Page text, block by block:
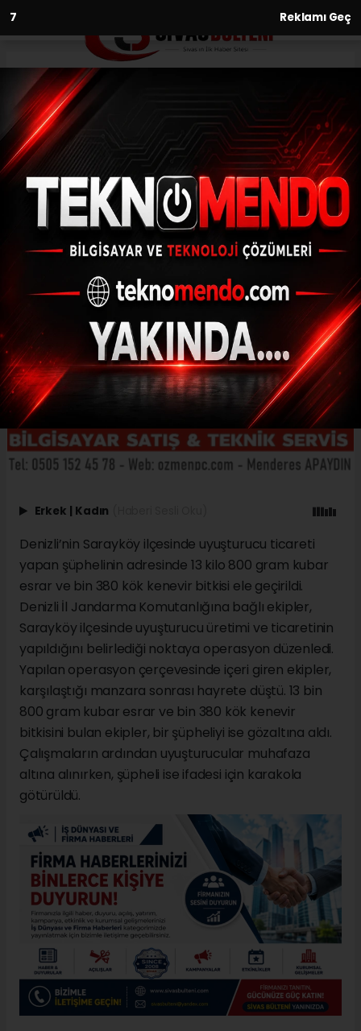
6 Reklamı Geç
Anasayfa Asayiş
Sarayköy’de 13 kilo esrar, 1380
kök kenevir yakalandı
(İHA) - İhlas Haber Ajansı | 31.05.2023 - 17:04, Güncelleme: 31.05.2023
- 16:31
Sarayköy’de 13 kilo esrar, 1380 kök kenevir
yakalandı
ABONE OL
Erkek | Kadın
Denizli’nin Sarayköy ilçesinde uyuşturucu ticareti
yapan şüphelinin adresinde 13 kilo 800 gram kubar
esrar ve bin 380 kök kenevir bitkisi ele geçirildi.
Denizli İl Jandarma Komutanlığına bağlı ekipler,
Sarayköy ilçesinde uyuşturucu üretimi ve ticaretinin
yapıldığını belirlediği noktaya operasyon düzenledi.
Yapılan operasyon çerçevesinde içeri giren ekipler,
karşılaştığı manzara sonrası hayrete düştü. 13 bin
800 gram kubar esrar ve bin 380 kök kenevir
bitkisini bulan ekipler, bir şüpheliyi ise gözaltına aldı.
Çalışmaların ardından uyuşturucular muhafaza
altına alınırken, şüpheli ise ifadesi için karakola
götürüldü.